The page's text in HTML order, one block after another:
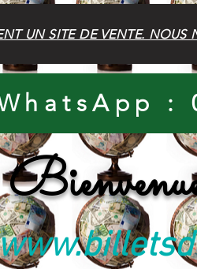
UN SITE DE VENTE.
: